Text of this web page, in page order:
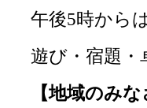
午後5時から
遊び・宿題
【地域のみ